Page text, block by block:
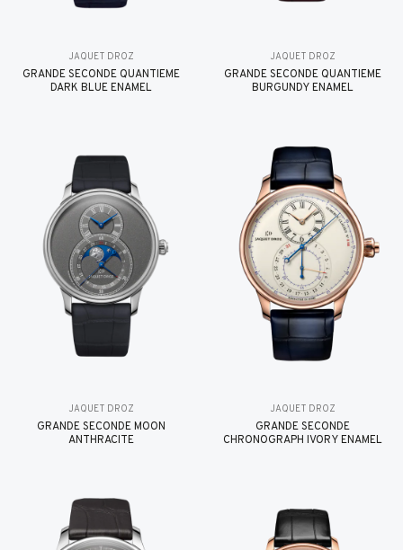
JAQUET DROZ
GRANDE SECONDE QUANTIÈME
DARK BLUE ENAMEL
JAQUET DROZ
GRANDE SECONDE QUANTIÈME
BURGUNDY ENAMEL
JAQUET DROZ
GRANDE SECONDE MOON
ANTHRACITE
JAQUET DROZ
GRANDE SECONDE
CHRONOGRAPH IVORY ENAMEL